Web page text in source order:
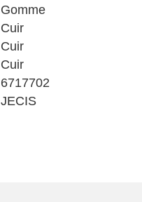
Gomme
Cuir
Cuir
Cuir
6717702
JECIS